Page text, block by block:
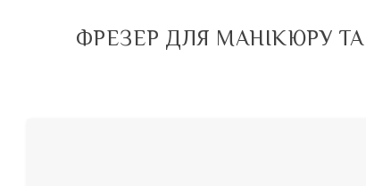
ФРЕЗЕР ДЛЯ МАНІКЮРУ ТА